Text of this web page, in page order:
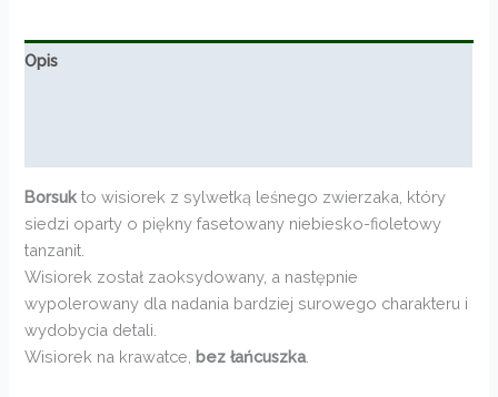
Opis
Borsuk to wisiorek z sylwetką leśnego zwierzaka, który
siedzi oparty o piękny fasetowany niebiesko-fioletowy
tanzanit.
Wisiorek został zaoksydowany, a następnie
wypolerowany dla nadania bardziej surowego charakteru i
wydobycia detali.
Wisiorek na krawatce, bez łańcuszka.